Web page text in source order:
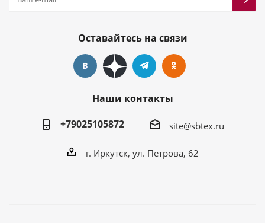
Оставайтесь на связи
Наши контакты
+79025105872
site@sbtex.ru
г. Иркутск, ул. Петрова, 62